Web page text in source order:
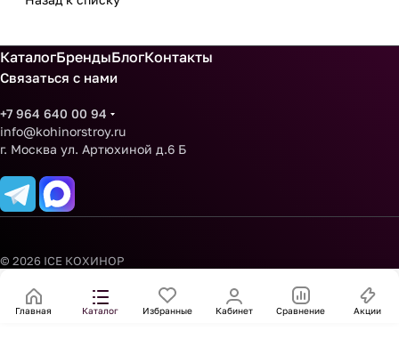
КаталогБрендыБлогКонтакты
Связаться с нами
+7 964 640 00 94
info@kohinorstroy.ru
г. Москва ул. Артюхиной д.6 Б
© 2026 ICE КОХИНОР
Главная Каталог Избранные Кабинет Сравнение Акции